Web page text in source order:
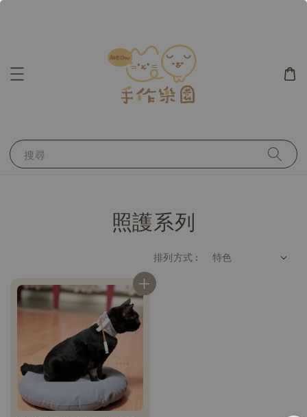
搜尋
照護系列
排列方式 :